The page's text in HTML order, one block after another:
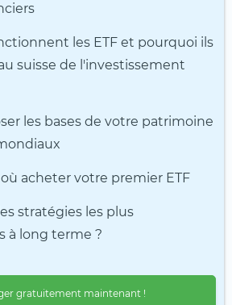
les ETF et pourquoi ils
suisse de l'investissement
les bases de votre patrimoine
acheter votre premier ETF
stratégies les plus
à long terme ?
gratuitement maintenant !